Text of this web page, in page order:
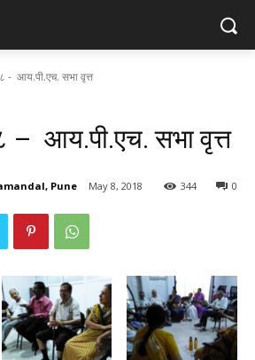
- आय.पी.एच. सभा वृत्त
– आय.पी.एच. सभा वृत्त
Pune May 8, 2018 0
344